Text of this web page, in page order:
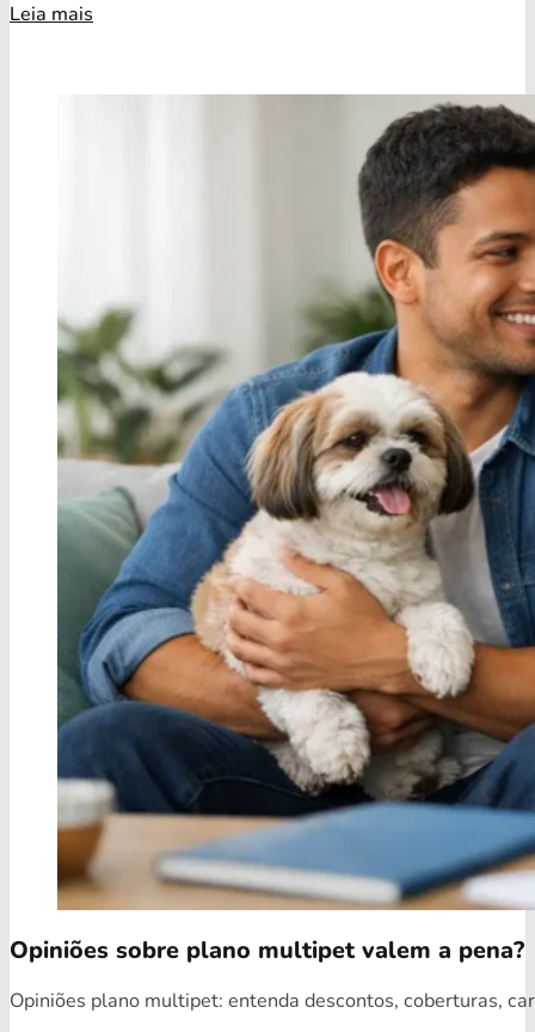
Leia mais
Opiniões sobre plano multipet valem a pena?
Opiniões plano multipet: entenda descontos, coberturas,